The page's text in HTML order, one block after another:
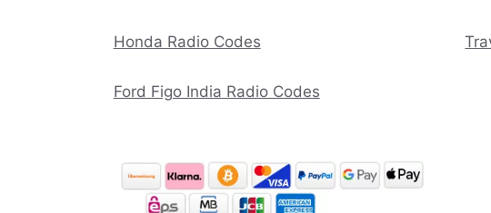
Honda Radio Codes
Ford Figo India Radio Codes